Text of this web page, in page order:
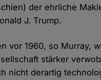
der ehrliche
J. Trump.
vor 1960, so Murray,
stärker
nicht derartig